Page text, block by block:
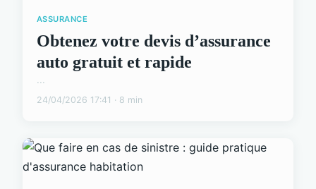
ASSURANCE
Obtenez votre devis d’assurance
auto gratuit et rapide
...
24/04/2026 17:41 · 8 min